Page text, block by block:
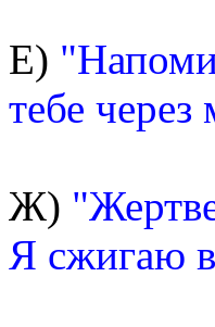
Е)
тебе
Ж)
Я сжигаю